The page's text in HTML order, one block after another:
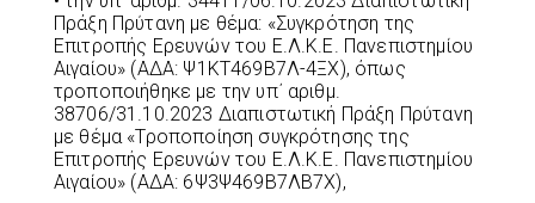
Πράξη Πρύτανη με θέμα: «Συγκρότηση της
Επιτροπής Ερευνών του Ε.Λ.Κ.Ε. Πανεπιστημίου
Αιγαίου» (ΑΔΑ: Ψ1ΚΤ469Β7Λ-4ΞΧ), όπως
τροποποιήθηκε με την υπ΄ αριθμ.
38706/31.10.2023 Διαπιστωτική Πράξη Πρύτανη
με θέμα «Τροποποίηση συγκρότησης της
Επιτροπής Ερευνών του Ε.Λ.Κ.Ε. Πανεπιστημίου
Αιγαίου» (ΑΔΑ: 6Ψ3Ψ469Β7ΛΒ7Χ),